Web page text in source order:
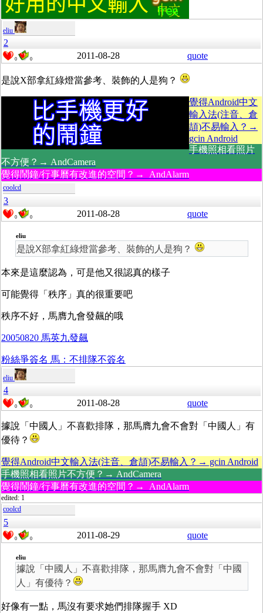
eliu
2
0 0 2011-08-28 quote
是說X部拿紅綠燈當參考、裝飾的人是狗？
覺得Android中文
輸入法(注音、倉
頡)不易輸入？→
gcin Android
手機照相看照片
不方便？→ AndCamera
覺得鬧鐘/行事曆有改進的空間？→ AndAlarm
coolcd
3
0 0 2011-08-28 quote
eliu
是說X部拿紅綠燈當參考、裝飾的人是狗？
本來是這麼認為，可是他又很認真的樣子
可能覺得「秩序」真的很重要吧
秩序不好，馬膺九會發飆的哦
20050820 馬英九發飆
粉絲爭簽名 馬：不排隊不簽名
eliu
4
0 0 2011-08-28 quote
據說「中國人」不喜歡排隊，那馬膺九會不會對「中國人」有
優待？
覺得Android中文輸入法(注音、倉頡)不易輸入？→ gcin Android
手機照相看照片不方便？→ AndCamera
覺得鬧鐘/行事曆有改進的空間？→ AndAlarm
edited: 1
coolcd
5
0 0 2011-08-29 quote
eliu
據說「中國人」不喜歡排隊，那馬膺九會不會對「中國
人」有優待？
好像有一點，馬沒有要求她們排隊握手 XD